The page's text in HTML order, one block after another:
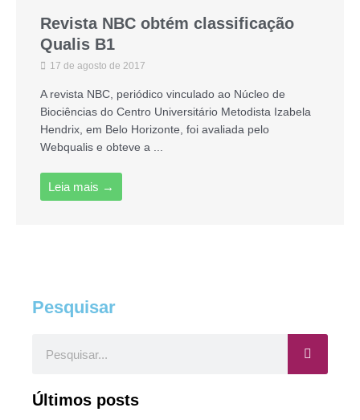
Revista NBC obtém classificação
Qualis B1
17 de agosto de 2017
A revista NBC, periódico vinculado ao Núcleo de
Biociências do Centro Universitário Metodista Izabela
Hendrix, em Belo Horizonte, foi avaliada pelo
Webqualis e obteve a ...
Leia mais →
Pesquisar
Últimos posts